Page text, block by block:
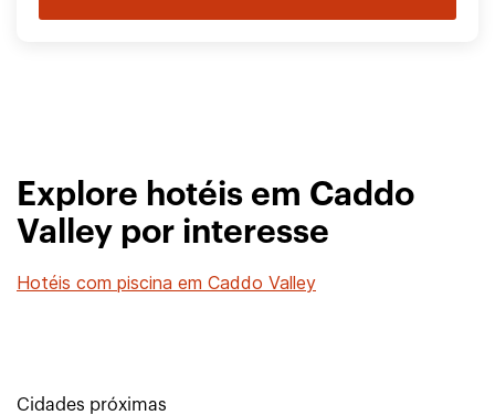
Explore hotéis em Caddo
Valley por interesse
Hotéis com piscina em Caddo Valley
Cidades próximas